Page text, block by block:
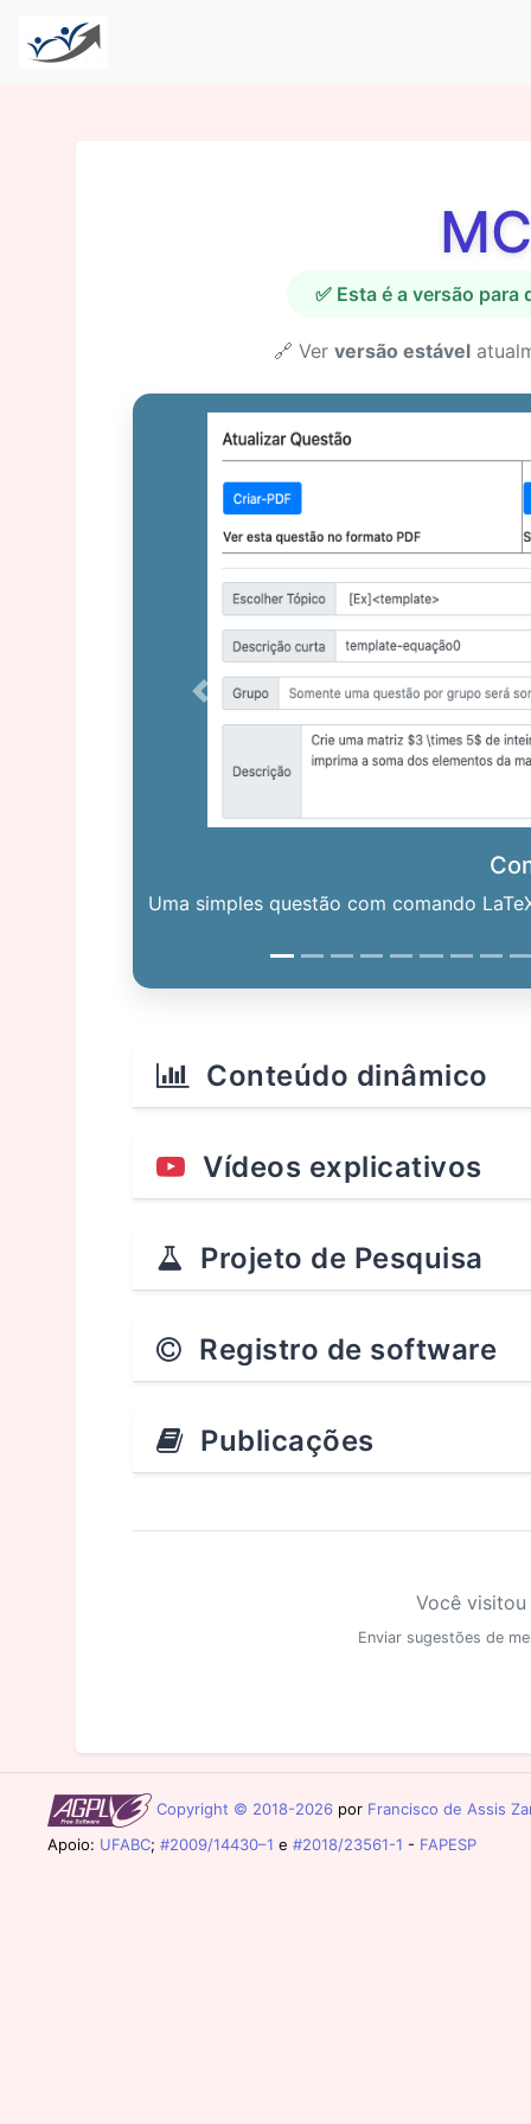
✅ Esta é a versão
🔗 Ver versão estável
Uma simples questão com comando
Previous
Conteúdo dinâmico
Vídeos explicativos
Projeto de Pesquisa
Registro de software
Publicações
Você
Enviar sugestões de
Copyright © 2018-2026 por Francisco de Assis
Apoio: UFABC; #2009/14430–1 e #2018/23561-1 - FAPESP